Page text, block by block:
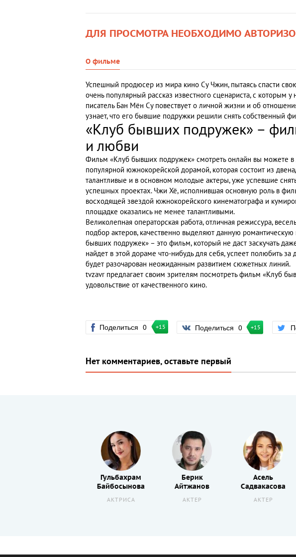
ДЛЯ ПРОСМОТРА НЕОБХОДИМО
О фильме
Успешный продюсер из мира кино Су Чжин, пытаясь спасти
очень популярный рассказ известного сценариста, с которым
писатель Бан Мён Су повествует о личной жизни и об
узнает, что его бывшие подружки решили снять собственный
«Клуб бывших подружек» –
и любви
Фильм «Клуб бывших подружек» смотреть онлайн вы можете в
популярной южнокорейской дорамой, которая состоит из
талантливые и в основном молодые актеры, уже успевшие
успешных проектах. Чжи Хё, исполнившая основную роль в
восходящей звездой южнокорейского кинематографа и
площадке оказались не менее талантливыми.
Великолепная операторская работа, отличная режиссура,
подбор актеров, качественно выделяют данную
бывших подружек» – это фильм, который не даст заскучать
найдет в этой дораме что-нибудь для себя, успеет полюбить
будет разочарован неожиданным развитием сюжетных линий.
tvzavr предлагает своим зрителям посмотреть фильм «Клуб
удовольствие от качественного кино.
Поделиться 0 +15 Поделиться 0 +15
Нет комментариев, оставьте первый
Гульбахрам
Байбосынова
АКТРИСА
Берик
Айтжанов
АКТЕР
Асель
Садвакасова
АКТЕР